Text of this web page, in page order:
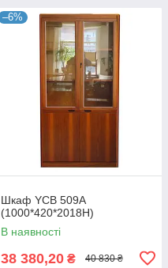
–6%
Шкаф YСВ 509А
(1000*420*2018H)
В наявності
38 380,20 ₴ 40 830 ₴